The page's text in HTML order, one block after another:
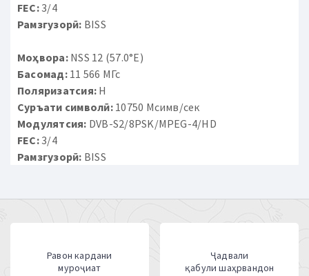
FEC:3/4
Рамзгузорӣ: BISS
Моҳвора:NSS 12 (57.0°E)
Басомад:11 566 МГс
Поляризатсия: H
Суръати символӣ:10750 Мсимв/сек
Модулятсия: DVB-S2/8PSK/MPEG-4/HD
FEC:3/4
Рамзгузорӣ: BISS
Равон кардани
муроҷиат
Ҷадвали
қабули шаҳрвандон